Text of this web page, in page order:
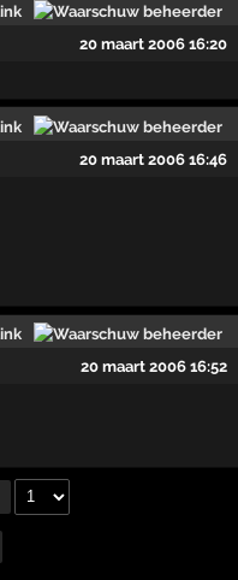
20 maart 2006 16:20
20 maart 2006 16:46
20 maart 2006 16:52